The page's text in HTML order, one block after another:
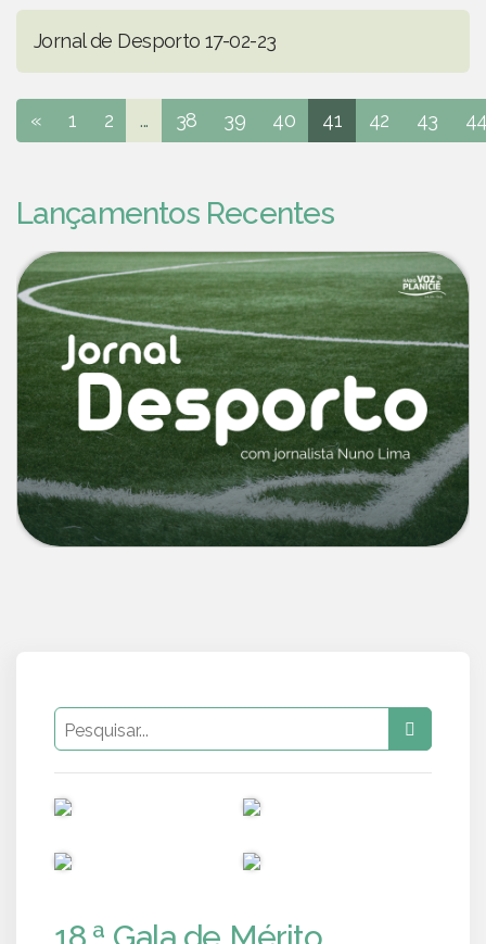
Jornal de Desporto 17-02-23
« 1 2 ... 38 39 40 41 42 43
Lançamentos Recentes